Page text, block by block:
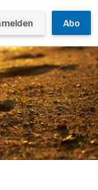
Abo